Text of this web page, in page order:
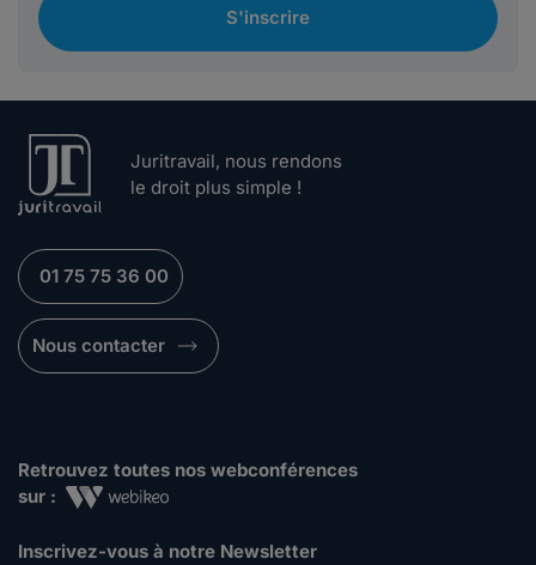
S'inscrire
Juritravail, nous rendons
le droit plus simple !
01 75 75 36 00
Nous contacter
Retrouvez toutes nos webconférences
sur :
Inscrivez-vous à notre Newsletter